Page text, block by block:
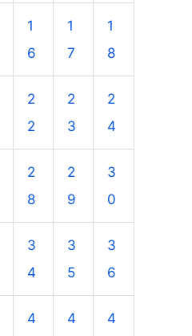
1
6
1
7
1
8
2
2
2
3
2
4
2
8
2
9
3
0
3
4
3
5
3
6
4
4
4